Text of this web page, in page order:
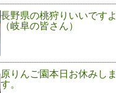
長野県の桃狩りいいですよ
（岐阜の皆さん）
原りんご園本日お休みしま
す。